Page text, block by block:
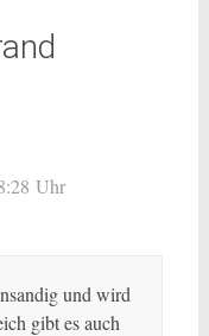
Uhr
und wird
gibt es auch